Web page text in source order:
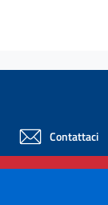
Contattaci